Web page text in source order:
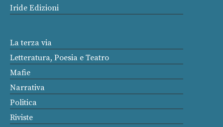
Iride Edizioni
La terza via
Letteratura, Poesia e Teatro
Mafie
Narrativa
Politica
Riviste